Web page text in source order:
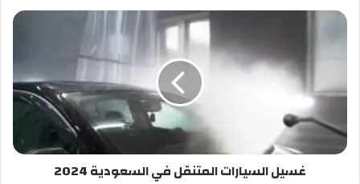
غسيل السيارات المتنقل في السعودية 2024